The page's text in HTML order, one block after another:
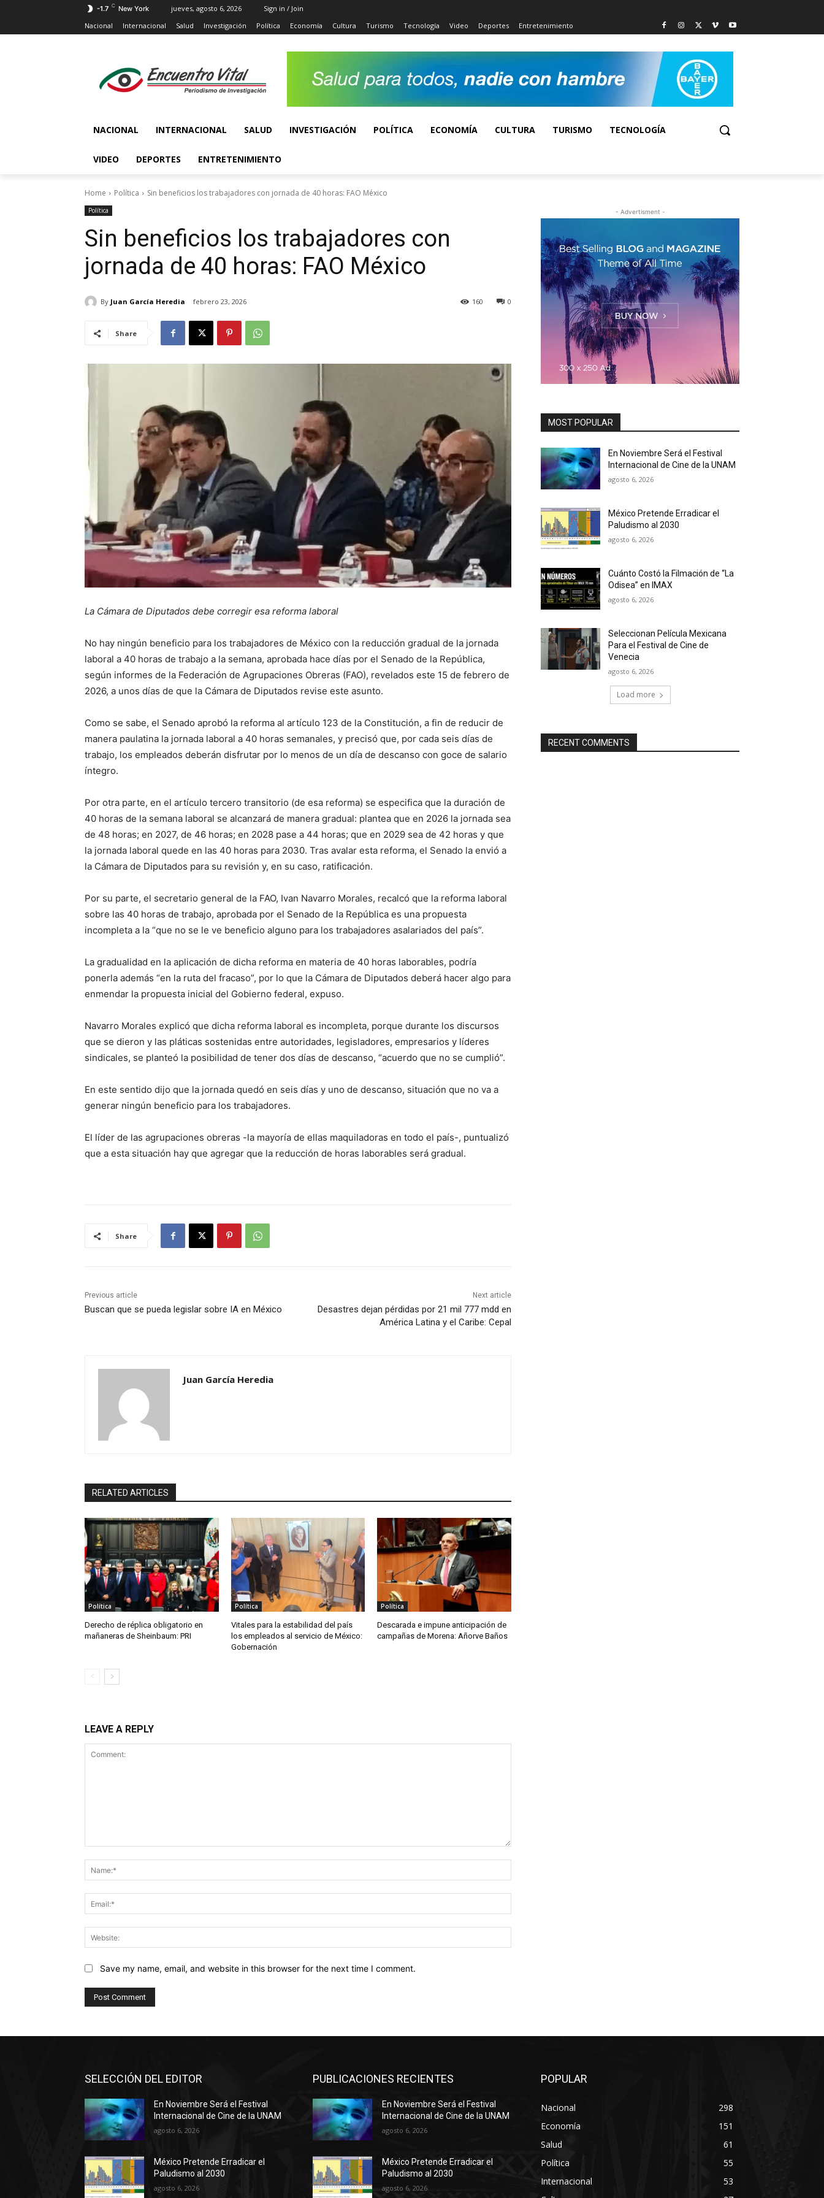
-1.7 C New York jueves, agosto 6, 2026
Sign in / Join
Nacional
Internacional Salud Investigación Política Economía Cultura Turismo Tecnología Video Deportes Entretenimiento
NACIONAL INTERNACIONAL SALUD INVESTIGACIÓN POLÍTICA ECONOMÍA CULTURA TURISMO TECNOLOGÍA
VIDEO DEPORTES ENTRETENIMIENTO
Home Política Sin beneficios los trabajadores con jornada de 40 horas: FAO México
Política
Sin beneficios los trabajadores con
jornada de 40 horas: FAO México
By Juan García Heredia febrero 23, 2026 0
160
Share
La Cámara de Diputados debe corregir esa reforma laboral
No hay ningún beneficio para los trabajadores de México con la reducción gradual de la jornada
laboral a 40 horas de trabajo a la semana, aprobada hace días por el Senado de la República,
según informes de la Federación de Agrupaciones Obreras (FAO), revelados este 15 de febrero de
2026, a unos días de que la Cámara de Diputados revise este asunto.
Como se sabe, el Senado aprobó la reforma al artículo 123 de la Constitución, a fin de reducir de
manera paulatina la jornada laboral a 40 horas semanales, y precisó que, por cada seis días de
trabajo, los empleados deberán disfrutar por lo menos de un día de descanso con goce de salario
íntegro.
Por otra parte, en el artículo tercero transitorio (de esa reforma) se especifica que la duración de
40 horas de la semana laboral se alcanzará de manera gradual: plantea que en 2026 la jornada sea
de 48 horas; en 2027, de 46 horas; en 2028 pase a 44 horas; que en 2029 sea de 42 horas y que
la jornada laboral quede en las 40 horas para 2030. Tras avalar esta reforma, el Senado la envió a
la Cámara de Diputados para su revisión y, en su caso, ratificación.
Por su parte, el secretario general de la FAO, Ivan Navarro Morales, recalcó que la reforma laboral
sobre las 40 horas de trabajo, aprobada por el Senado de la República es una propuesta
incompleta a la “que no se le ve beneficio alguno para los trabajadores asalariados del país”.
La gradualidad en la aplicación de dicha reforma en materia de 40 horas laborables, podría
ponerla además “en la ruta del fracaso”, por lo que la Cámara de Diputados deberá hacer algo para
enmendar la propuesta inicial del Gobierno federal, expuso.
Navarro Morales explicó que dicha reforma laboral es incompleta, porque durante los discursos
que se dieron y las pláticas sostenidas entre autoridades, legisladores, empresarios y líderes
sindicales, se planteó la posibilidad de tener dos días de descanso, “acuerdo que no se cumplió”.
En este sentido dijo que la jornada quedó en seis días y uno de descanso, situación que no va a
generar ningún beneficio para los trabajadores.
El líder de las agrupaciones obreras -la mayoría de ellas maquiladoras en todo el país-, puntualizó
que a esta situación hay que agregar que la reducción de horas laborables será gradual.
Share
Previous article
Buscan que se pueda legislar sobre IA en México
Next article
Desastres dejan pérdidas por 21 mil 777 mdd en
América Latina y el Caribe: Cepal
Juan García Heredia
RELATED ARTICLES
Política
Derecho de réplica obligatorio en
mañaneras de Sheinbaum: PRI
Política
Vitales para la estabilidad del país
los empleados al servicio de México:
Gobernación
Política
Descarada e impune anticipación de
campañas de Morena: Añorve Baños
LEAVE A REPLY
Save my name, email, and website in this browser for the next time I comment.
- Advertisment -
MOST POPULAR
En Noviembre Será el Festival
Internacional de Cine de la UNAM
agosto 6, 2026
México Pretende Erradicar el
Paludismo al 2030
agosto 6, 2026
Cuánto Costó la Filmación de “La
Odisea” en IMAX
agosto 6, 2026
Seleccionan Película Mexicana
Para el Festival de Cine de
Venecia
agosto 6, 2026
Load more
RECENT COMMENTS
SELECCIÓN DEL EDITOR
En Noviembre Será el Festival
Internacional de Cine de la UNAM
agosto 6, 2026
México Pretende Erradicar el
Paludismo al 2030
agosto 6, 2026
PUBLICACIONES RECIENTES
En Noviembre Será el Festival
Internacional de Cine de la UNAM
agosto 6, 2026
México Pretende Erradicar el
Paludismo al 2030
agosto 6, 2026
POPULAR
Nacional
298
Economía
151
Salud
61
Política
55
Internacional
53